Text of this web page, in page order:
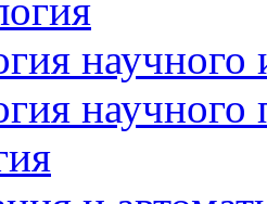
научного
научного